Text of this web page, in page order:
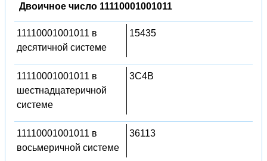
Двоичное число 11110001001011
11110001001011 в
десятичной системе
15435
11110001001011 в
шестнадцатеричной
системе
3C4B
11110001001011 в
восьмеричной системе
36113